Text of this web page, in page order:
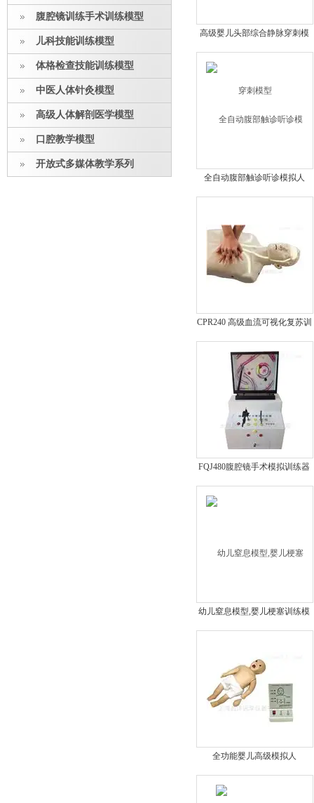
腹腔镜训练手术训练模型
儿科技能训练模型
体格检查技能训练模型
中医人体针灸模型
高级人体解剖医学模型
口腔教学模型
开放式多媒体教学系列
高级婴儿头部综合静脉穿刺模
型
全自动腹部触诊听诊模拟人
CPR240 高级血流可视化复苏训
练模拟人
FQJ480腹腔镜手术模拟训练器
幼儿窒息模型,婴儿梗塞训练模
型
全功能婴儿高级模拟人